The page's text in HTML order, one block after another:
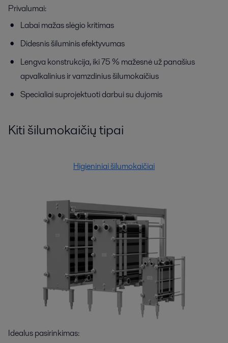
Privalumai:
Labai mažas slėgio kritimas
Didesnis šiluminis efektyvumas
Lengva konstrukcija, iki 75 % mažesnė už panašius
apvalkalinius ir vamzdinius šilumokaičius
Specialiai suprojektuoti darbui su dujomis
Kiti šilumokaičių tipai
Higieniniai šilumokaičiai
Idealus pasirinkimas: